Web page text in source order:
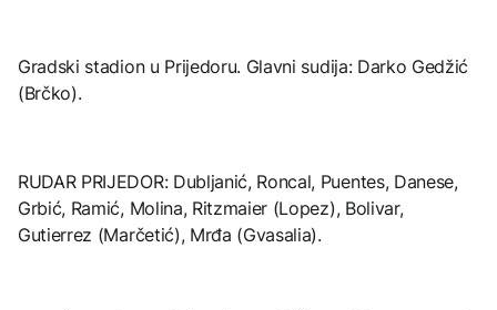
Gradski stadion u Prijedoru. Glavni sudija: Darko Gedžić
(Brčko).
RUDAR PRIJEDOR: Dubljanić, Roncal, Puentes, Danese,
Grbić, Ramić, Molina, Ritzmaier (Lopez), Bolivar,
Gutierrez (Marčetić), Mrđa (Gvasalia).